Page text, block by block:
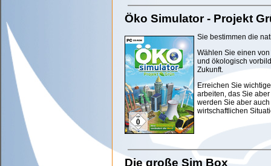
Öko Simulator - Projekt
Sie bestimmen die
Wählen Sie einen
und ökologisch
Zukunft.
Erreichen Sie
arbeiten, das Sie
werden Sie aber
wirtschaftlichen
Die große Sim Box